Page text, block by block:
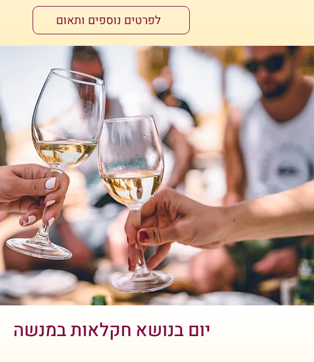
לפרטים נוספים ותאום
יום בנושא חקלאות במנשה